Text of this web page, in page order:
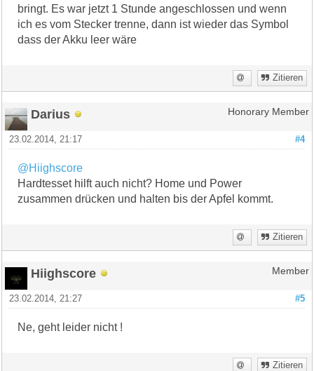
bringt. Es war jetzt 1 Stunde angeschlossen und wenn
ich es vom Stecker trenne, dann ist wieder das Symbol
dass der Akku leer wäre
Zitieren
Darius Honorary Member
#4
23.02.2014, 21:17
@Hiighscore
Hardtesset hilft auch nicht? Home und Power
zusammen drücken und halten bis der Apfel kommt.
Zitieren
Hiighscore Member
#5
23.02.2014, 21:27
Ne, geht leider nicht !
Zitieren